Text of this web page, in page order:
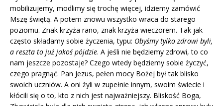
mobilizujemy, modlimy się trochę więcej, idziemy zamówić
Mszę świętą. A potem znowu wszystko wraca do starego
poziomu. Znak krzyża rano, znak krzyża wieczorem. Tak jak
często składamy sobie życzenia, typu: Obyśmy tylko zdrowi byli,
a reszta to już jakoś pójdzie. A jeśli nie będziemy zdrowi, to co
nam jeszcze pozostaje? Czego wtedy będziemy sobie życzyć,
czego pragnąć. Pan Jezus, pełen mocy Bożej był tak blisko
swoich uczniów. A oni żyli w zupełnie innym, swoim świecie i
kłócili się o to, kto z nich jest najważniejszy. Bliskość Boga,